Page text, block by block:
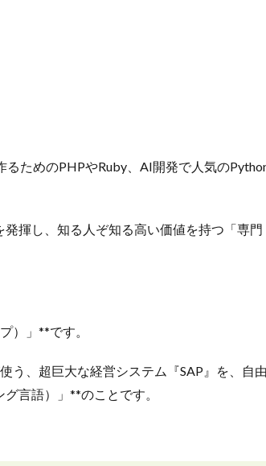
ためのPHPやRuby、AI開発で人気の
揮し、知る人ぞ知る高い価値を持つ「専門
）」**です。
う、超巨大な経営システム『SAP』を、自
言語）」**のことです。